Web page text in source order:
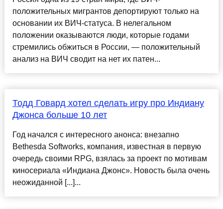
положительных мигрантов депортируют только на
основании их ВИЧ-статуса. В нелегальном
положении оказываются люди, которые годами
стремились обжиться в России, — положительный
анализ на ВИЧ сводит на нет их патен...
Тодд Говард хотел сделать игру про Индиану
Джонса больше 10 лет
Год начался с интересного анонса: внезапно
Bethesda Softworks, компания, известная в первую
очередь своими RPG, взялась за проект по мотивам
киносериала «Индиана Джонс». Новость была очень
неожиданной [...]...